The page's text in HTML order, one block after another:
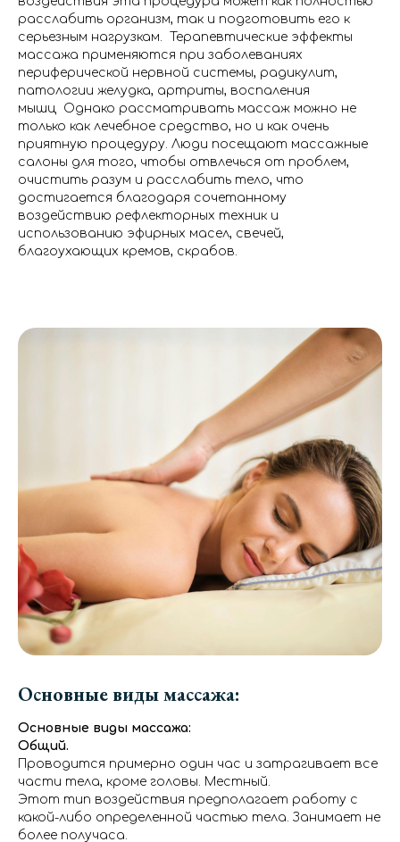
расслабить организм, так и подготовить его к
серьезным нагрузкам. Терапевтические эффекты
массажа применяются при заболеваниях
периферической нервной системы, радикулит,
патологии желудка, артриты, воспаления
мышц Однако рассматривать массаж можно не
только как лечебное средство, но и как очень
приятную процедуру. Люди посещают массажные
салоны для того, чтобы отвлечься от проблем,
очистить разум и расслабить тело, что
достигается благодаря сочетанному
воздействию рефлекторных техник и
использованию эфирных масел, свечей,
благоухающих кремов, скрабов.
Основные виды массажа:
Основные виды массажа:
Общий.
Проводится примерно один час и затрагивает все
части тела, кроме головы. Местный.
Этот тип воздействия предполагает работу с
какой-либо определенной частью тела. Занимает не
более получаса.